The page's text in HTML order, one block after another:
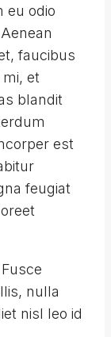
eu odio
faucibus
et
blandit
est
feugiat
nulla
nisl leo id